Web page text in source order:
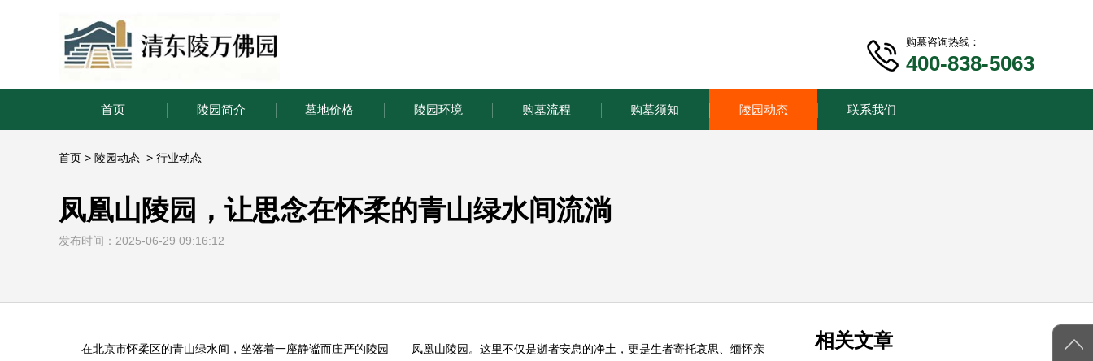
购墓咨询热线：
400-838-5063
首页 陵园简介 墓地价格 陵园环境 购墓流程 购墓须知 陵园动态 联系我们
首页 > 陵园动态 > 行业动态
凤凰山陵园，让思念在怀柔的青山绿水间流淌
发布时间：2025-06-29 09:16:12
在北京市怀柔区的青山绿水间，坐落着一座静谧而庄严的陵园——凤凰山陵园。这里不仅是逝者安息的净土，更是生者寄托哀思、缅怀亲
相关文章